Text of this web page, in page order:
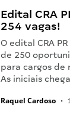
Edital CRA
254 vagas!
O edital CRA
de 250
para cargos de
As iniciais
Raquel Cardoso •